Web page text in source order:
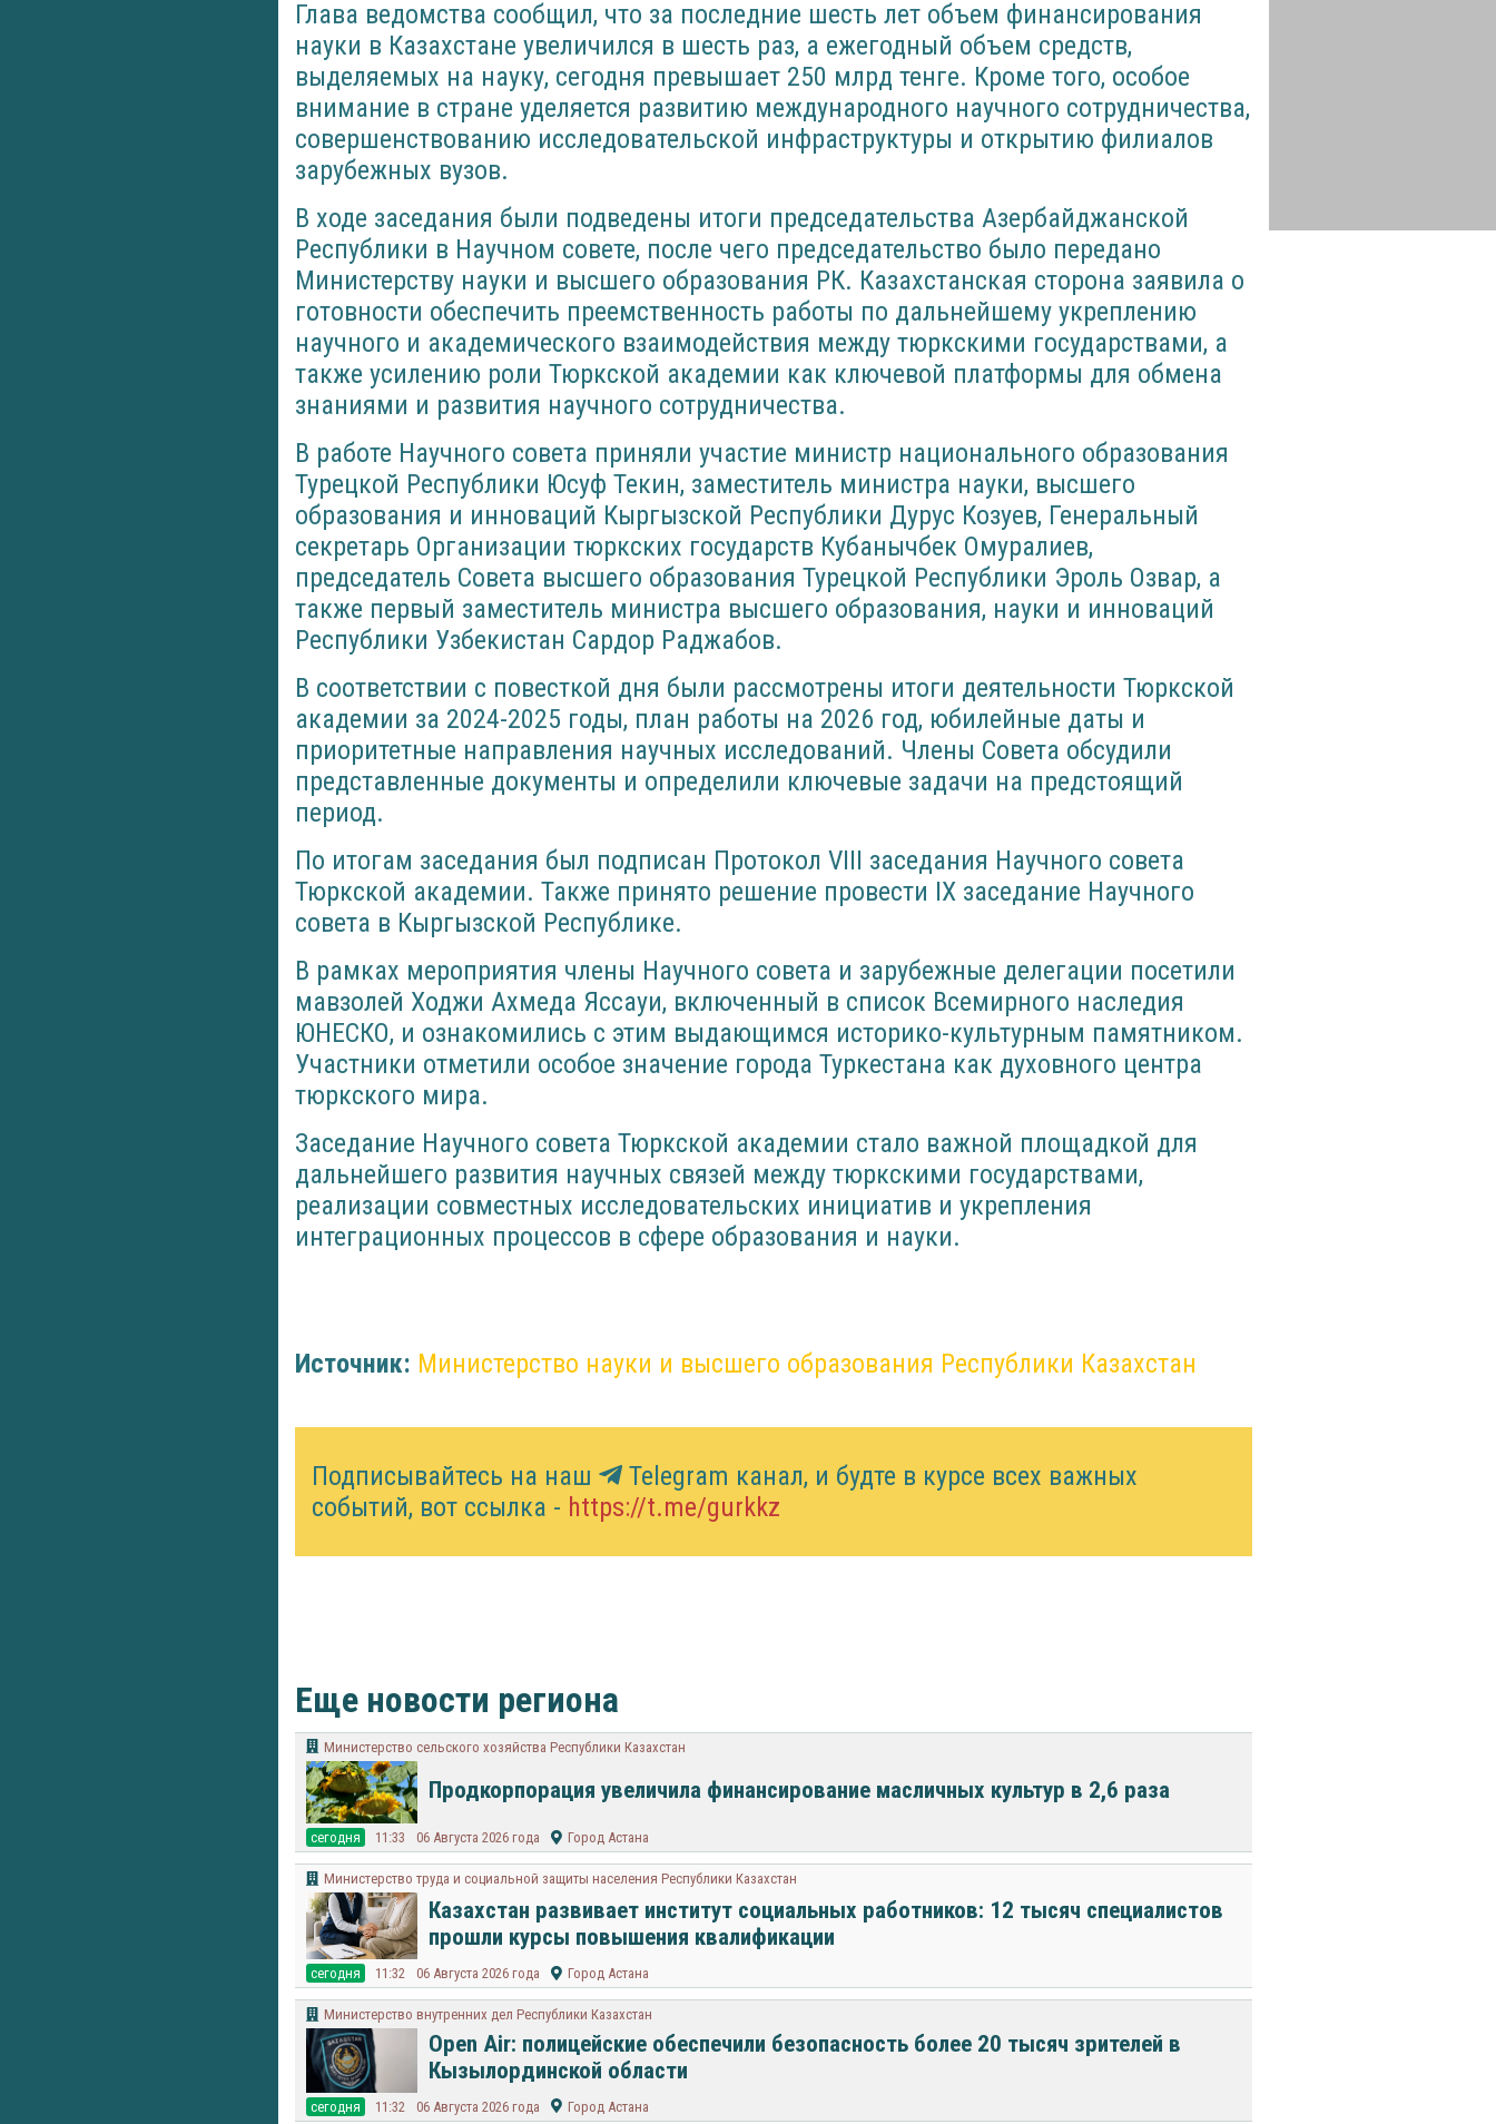
Глава ведомства сообщил, что за последние шесть лет объем финансирования
науки в Казахстане увеличился в шесть раз, а ежегодный объем средств,
выделяемых на науку, сегодня превышает 250 млрд тенге. Кроме того, особое
внимание в стране уделяется развитию международного научного сотрудничества,
совершенствованию исследовательской инфраструктуры и открытию филиалов
зарубежных вузов.
В ходе заседания были подведены итоги председательства Азербайджанской
Республики в Научном совете, после чего председательство было передано
Министерству науки и высшего образования РК. Казахстанская сторона заявила о
готовности обеспечить преемственность работы по дальнейшему укреплению
научного и академического взаимодействия между тюркскими государствами, а
также усилению роли Тюркской академии как ключевой платформы для обмена
знаниями и развития научного сотрудничества.
В работе Научного совета приняли участие министр национального образования
Турецкой Республики Юсуф Текин, заместитель министра науки, высшего
образования и инноваций Кыргызской Республики Дурус Козуев, Генеральный
секретарь Организации тюркских государств Кубанычбек Омуралиев,
председатель Совета высшего образования Турецкой Республики Эроль Озвар, а
также первый заместитель министра высшего образования, науки и инноваций
Республики Узбекистан Сардор Раджабов.
В соответствии с повесткой дня были рассмотрены итоги деятельности Тюркской
академии за 2024-2025 годы, план работы на 2026 год, юбилейные даты и
приоритетные направления научных исследований. Члены Совета обсудили
представленные документы и определили ключевые задачи на предстоящий
период.
По итогам заседания был подписан Протокол VIII заседания Научного совета
Тюркской академии. Также принято решение провести IX заседание Научного
совета в Кыргызской Республике.
В рамках мероприятия члены Научного совета и зарубежные делегации посетили
мавзолей Ходжи Ахмеда Яссауи, включенный в список Всемирного наследия
ЮНЕСКО, и ознакомились с этим выдающимся историко-культурным памятником.
Участники отметили особое значение города Туркестана как духовного центра
тюркского мира.
Заседание Научного совета Тюркской академии стало важной площадкой для
дальнейшего развития научных связей между тюркскими государствами,
реализации совместных исследовательских инициатив и укрепления
интеграционных процессов в сфере образования и науки.
Источник: Министерство науки и высшего образования Республики Казахстан
Подписывайтесь на наш
Telegram канал, и будте в курсе всех важных
событий, вот ссылка - https://t.me/gurkkz
Еще новости региона
Министерство сельского хозяйства Республики Казахстан
Продкорпорация увеличила финансирование масличных культур в 2,6 раза
cегодня 11:33 06 Августа 2026 года Город Астана
Министерство труда и социальной защиты населения Республики Казахстан
Казахстан развивает институт социальных работников: 12 тысяч специалистов
прошли курсы повышения квалификации
cегодня 11:32 06 Августа 2026 года Город Астана
Министерство внутренних дел Республики Казахстан
Open Air: полицейские обеспечили безопасность более 20 тысяч зрителей в
Кызылординской области
cегодня 11:32 06 Августа 2026 года Город Астана